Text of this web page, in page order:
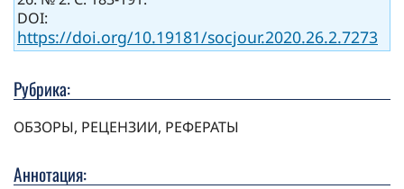
DOI:
https://doi.org/10.19181/socjour.2020.26.2.7273
Рубрика:
ОБЗОРЫ, РЕЦЕНЗИИ, РЕФЕРАТЫ
Аннотация: